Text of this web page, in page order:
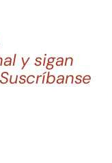
y sigan